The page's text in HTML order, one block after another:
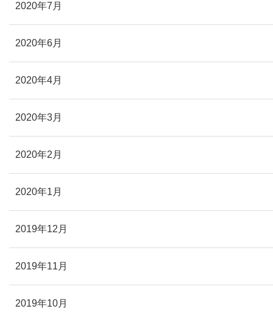
2020年7月
2020年6月
2020年4月
2020年3月
2020年2月
2020年1月
2019年12月
2019年11月
2019年10月